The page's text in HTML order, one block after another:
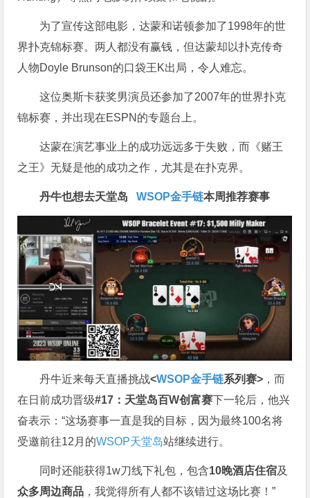
为了宣传这部电影，达蒙和诺顿参加了1998年的世
界扑克锦标赛。两人都没有赢钱，但达蒙却以扑克传奇
人物Doyle Brunson的口袋王K出局，令人难忘。
这位奥斯卡获奖男演员还参加了2007年的世界扑克
锦标赛，并出现在ESPN的专题台上。
达蒙在演艺事业上的成功远远多于失败，而《赌王
之王》无疑是他的成功之作，尤其是在扑克界。
丹牛也想去天堂岛WSOP金手链本周推荐赛事
丹牛近来每天直播挑战<WSOP金手链系列赛> ，而
在日前成功晋级#17：天堂岛百W创富赛下一轮后，他兴
奋表示：“这场赛事一直是我的目标，因为最终100名将
受邀前往12月的WSOP天堂岛站继续进行。
同时还能获得1w刀线下礼包，包含10晚酒店住宿及
众多周边商品 ，我觉得所有人都不该错过这场比赛！”